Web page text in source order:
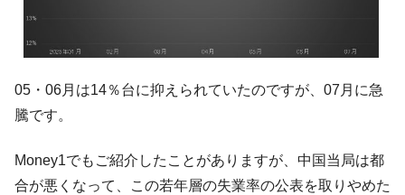
『Money1』
「KDDX」1番艦、2032年竣工と公示
『Money1』
『Money1』
韓国政府『BYD』車への補助金を全廃 ⇒ 実
は韓国で『BYD』車は売れている。6カ月で対前年同期比
05・06月は14％台に抑えられていたのですが、07月に急
騰です。
Money1でもご紹介したことがありますが、中国当局は都
合が悪くなって、この若年層の失業率の公表を取りやめた